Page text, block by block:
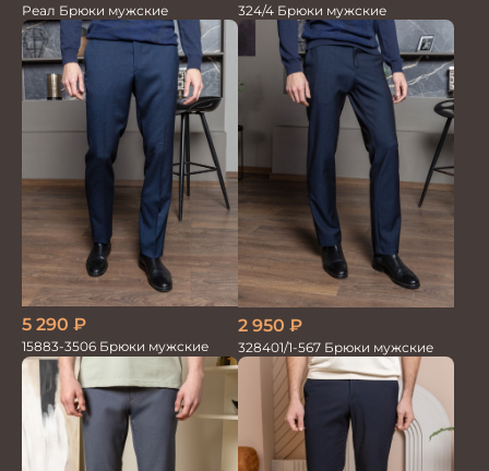
Реал Брюки мужские 324/4 Брюки мужские
5 290 ₽
15883-3506 Брюки мужские
2 950 ₽
328401/1-567 Брюки мужские